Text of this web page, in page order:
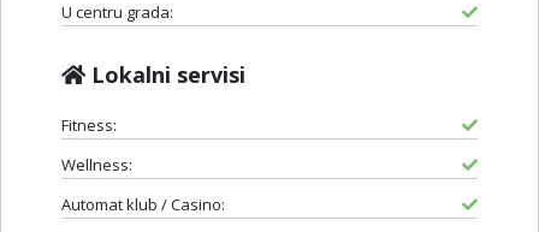
U centru grada:
Lokalni servisi
Fitness:
Wellness:
Automat klub / Casino: